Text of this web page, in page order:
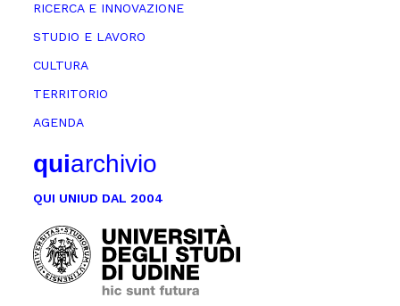
RICERCA E INNOVAZIONE
STUDIO E LAVORO
CULTURA
TERRITORIO
AGENDA
quiarchivio
QUI UNIUD DAL 2004